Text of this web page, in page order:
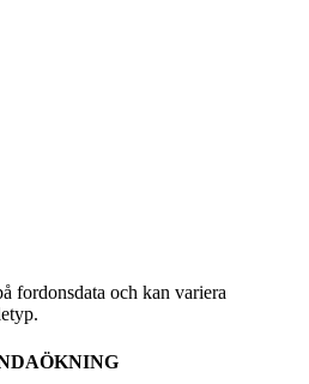
fordonsdata och kan variera